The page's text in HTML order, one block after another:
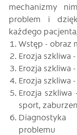
mechanizmy
problem i
każdego
Wstęp - obraz
Erozja szkliwa
Erozja szkliwa
Erozja szkliwa
Erozja
sport,
problemu